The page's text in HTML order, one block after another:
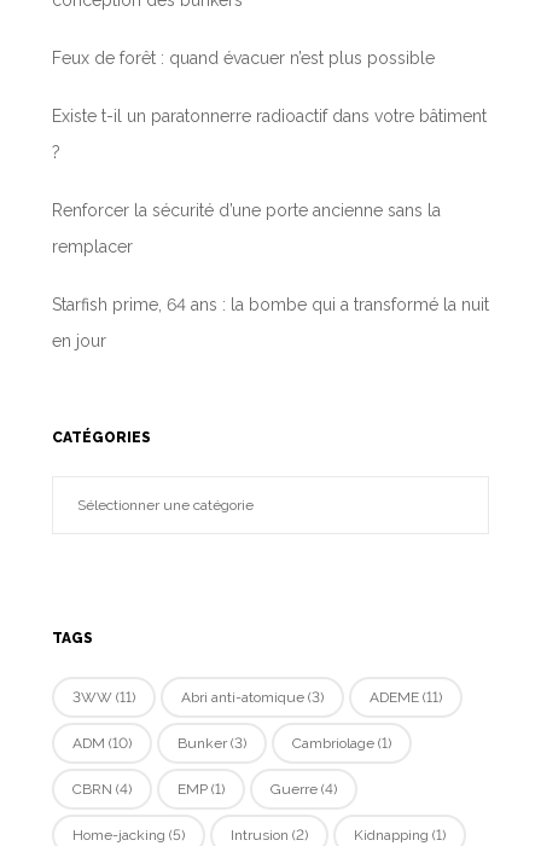
Feux de forêt : quand évacuer n’est plus possible
Existe t-il un paratonnerre radioactif dans votre bâtiment
?
Renforcer la sécurité d’une porte ancienne sans la
remplacer
Starfish prime, 64 ans : la bombe qui a transformé la nuit
en jour
CATÉGORIES
TAGS
3WW(11) Abri anti-atomique(3) ADEME(11)
ADM (10) Bunker(3) Cambriolage(1)
CBRN (4) EMP(1) Guerre(4)
Home-jacking (5) Intrusion (2) Kidnapping (1)